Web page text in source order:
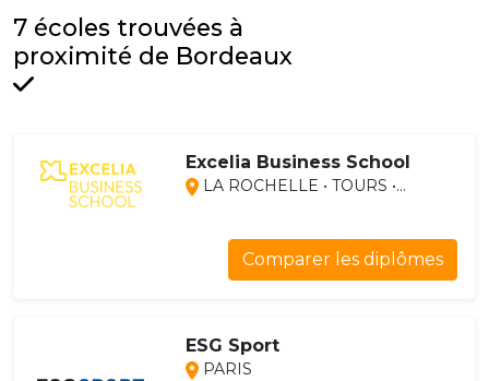
7 écoles trouvées à
proximité de Bordeaux
Excelia Business School
LA ROCHELLE • TOURS •...
Comparer les diplômes
ESG Sport
PARIS